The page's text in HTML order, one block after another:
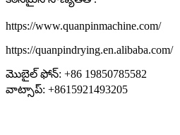
https://www.quanpinmachine.com/
https://quanpindrying.en.alibaba.com/
మొబైల్ ఫోన్: +86 19850785582
వాట్సాప్: +8615921493205